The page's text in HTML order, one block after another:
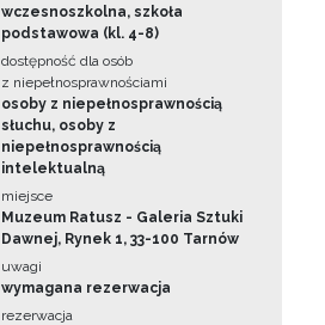
wczesnoszkolna, szkoła
podstawowa (kl. 4-8)
dostępność dla osób
z niepełnosprawnościami
osoby z niepełnosprawnością
słuchu, osoby z
niepełnosprawnością
intelektualną
miejsce
Muzeum Ratusz - Galeria Sztuki
Dawnej, Rynek 1, 33-100 Tarnów
uwagi
wymagana rezerwacja
rezerwacja